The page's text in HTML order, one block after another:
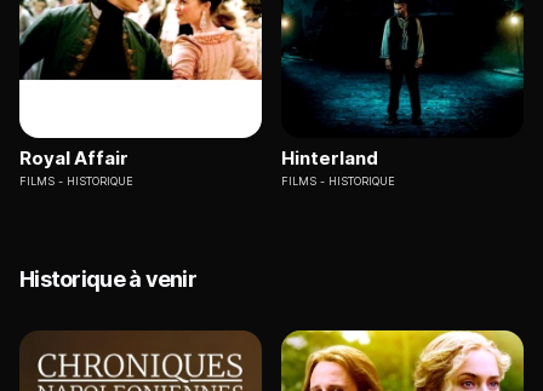
Royal Affair
FILMS HISTORIQUE
Hinterland
FILMS HISTORIQUE
Historique à venir